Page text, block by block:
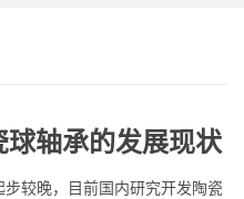
球轴承的发展现状
步较晚，目前国内研究开发陶瓷